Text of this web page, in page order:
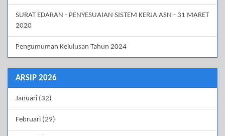
SURAT EDARAN - PENYESUAIAN SISTEM KERJA ASN - 31 MARET
2020
Pengumuman Kelulusan Tahun 2024
ARSIP 2026
Januari (32)
Februari (29)